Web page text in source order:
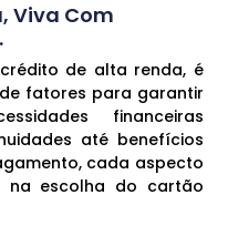
Viva Com
de alta renda, é
fatores para garantir
financeiras
até benefícios
cada aspecto
na escolha do cartão